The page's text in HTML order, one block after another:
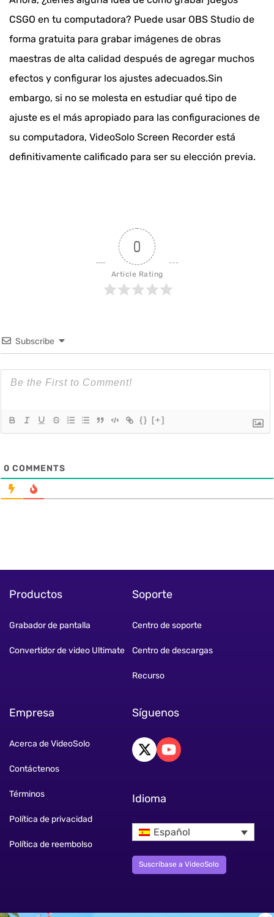
CSGO en tu computadora? Puede usar OBS Studio de
forma gratuita para grabar imágenes de obras
maestras de alta calidad después de agregar muchos
efectos y configurar los ajustes adecuados.Sin
embargo, si no se molesta en estudiar qué tipo de
ajuste es el más apropiado para las configuraciones de
su computadora, VideoSolo Screen Recorder está
definitivamente calificado para ser su elección previa.
0
Article Rating
Subscribe
{} [+]
0 COMMENTS
Productos
Grabador de pantalla
Convertidor de video Ultimate
Soporte
Centro de soporte
Centro de descargas
Recurso
Empresa
Acerca de VideoSolo
Contáctenos
Términos
Política de privacidad
Política de reembolso
Síguenos
Idioma
Español
Suscríbase a VideoSolo